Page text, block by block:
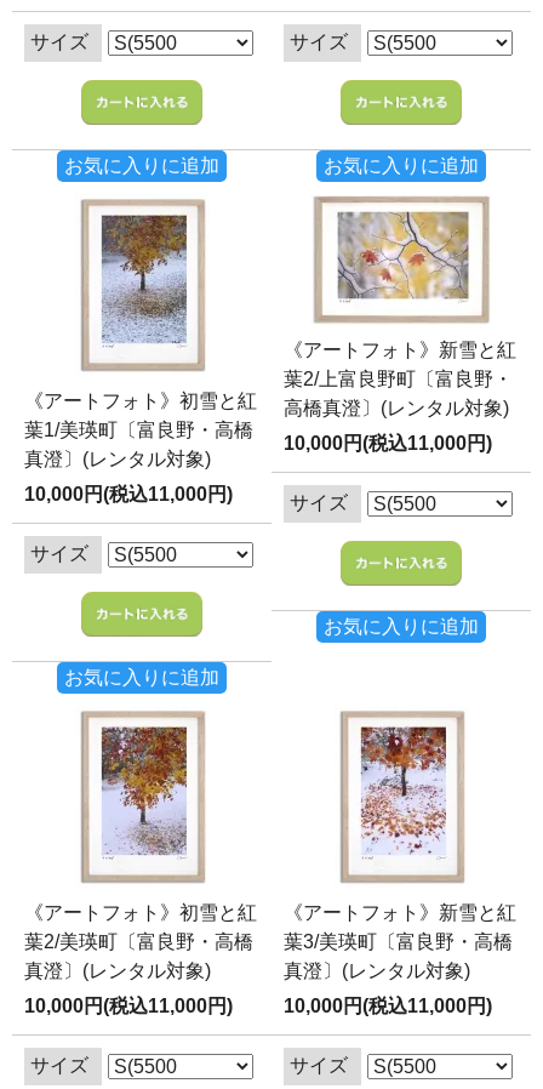
サイズ
お気に入りに追加
サイズ
お気に入りに追加
《アートフォト》初雪と紅
葉1/美瑛町〔富良野・高橋
真澄〕(レンタル対象)
10,000円(税込11,000円)
サイズ
お気に入りに追加
《アートフォト》新雪と紅
葉2/上富良野町〔富良野・
高橋真澄〕(レンタル対象)
10,000円(税込11,000円)
サイズ
お気に入りに追加
《アートフォト》初雪と紅
葉2/美瑛町〔富良野・高橋
真澄〕(レンタル対象)
10,000円(税込11,000円)
サイズ
《アートフォト》新雪と紅
葉3/美瑛町〔富良野・高橋
真澄〕(レンタル対象)
10,000円(税込11,000円)
サイズ